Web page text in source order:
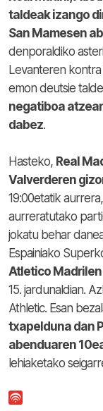
taldeak izango
San Mamesen
denporaldiko
Levanteren
emon deutsie
negatiboa
dabez.
Hasteko, Real
Valverderen
19:00etatik
aurreratutako
jokatu behar
Espainiako
Atletico
15. jardunaldian.
Athletic. Esan
txapelduna dan
abenduaren
lehiaketako